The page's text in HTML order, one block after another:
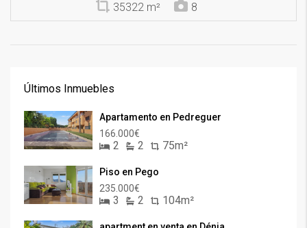
35322 m² 8
Últimos Inmuebles
Apartamento en Pedreguer
166.000€
2 2 75m²
Piso en Pego
235.000€
3 2 104m²